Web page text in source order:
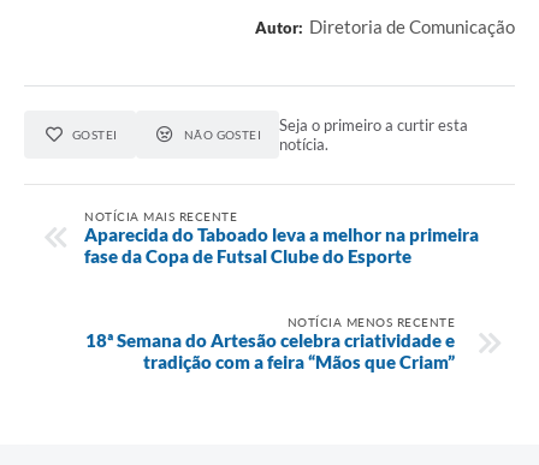
Autor: Diretoria de Comunicação
GOSTEI NÃO GOSTEI
Seja o primeiro a curtir esta
notícia.
NOTÍCIA MAIS RECENTE
Aparecida do Taboado leva a melhor na primeira
fase da Copa de Futsal Clube do Esporte
NOTÍCIA MENOS RECENTE
18ª Semana do Artesão celebra criatividade e
tradição com a feira “Mãos que Criam”